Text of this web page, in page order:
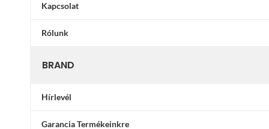
Kapcsolat
Rólunk
BRAND
Hírlevél
Garancia Termékeinkre